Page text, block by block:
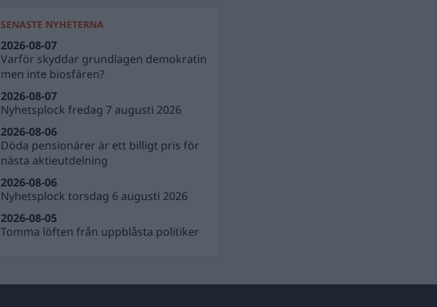
SENASTE NYHETERNA
Varför skyddar grundlagen demokratin
men inte biosfären?
2026-08-07
Nyhetsplock fredag 7 augusti 2026
2026-08-07
Döda pensionärer är ett billigt pris för
nästa aktieutdelning
2026-08-06
Nyhetsplock torsdag 6 augusti 2026
2026-08-06
Tomma löften från uppblåsta politiker
2026-08-05